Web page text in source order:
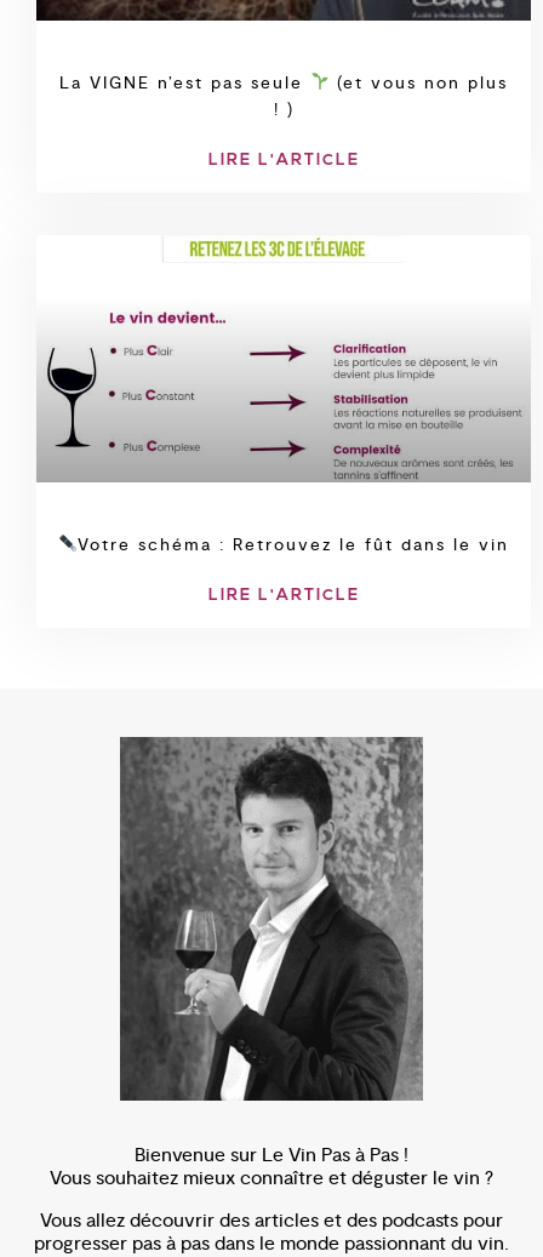
La VIGNE n’est pas seule
(et vous non plus
! )
LIRE L'ARTICLE
Votre schéma : Retrouvez le fût dans le vin
LIRE L'ARTICLE
Bienvenue sur Le Vin Pas à Pas !
Vous souhaitez mieux connaître et déguster le vin ?
Vous allez découvrir des articles et des podcasts pour
progresser pas à pas dans le monde passionnant du vin.